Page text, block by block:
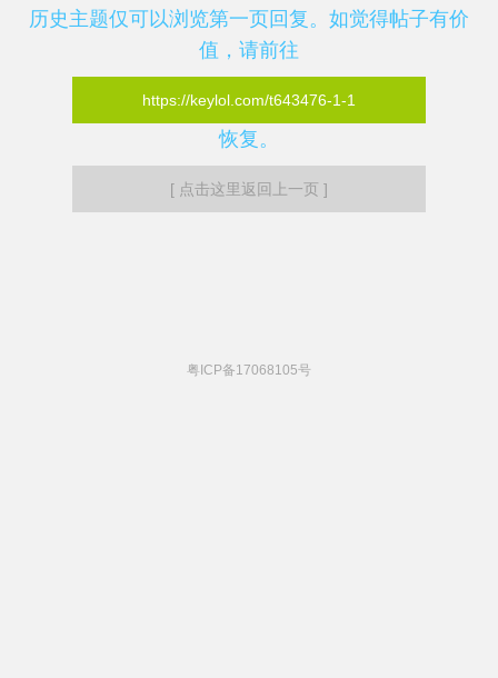
历史主题仅可以浏览第一页回复。如觉得帖子有价
值，请前往
https://keylol.com/t643476-1-1
恢复。
[ 点击这里返回上一页 ]
粤ICP备17068105号